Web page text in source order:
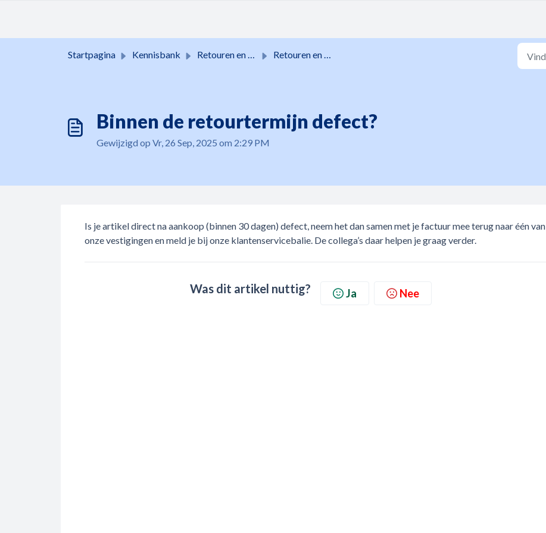
Startpagina Kennisbank Retouren en garanties Retouren en garanties
Binnen de retourtermijn defect?
Gewijzigd op Vr, 26 Sep, 2025 om 2:29 PM
Is je artikel direct na aankoop (binnen 30 dagen) defect, neem het dan samen met je factuur mee terug naar één van
onze vestigingen en meld je bij onze klantenservicebalie. De collega’s daar helpen je graag verder.
Was dit artikel nuttig? Ja Nee